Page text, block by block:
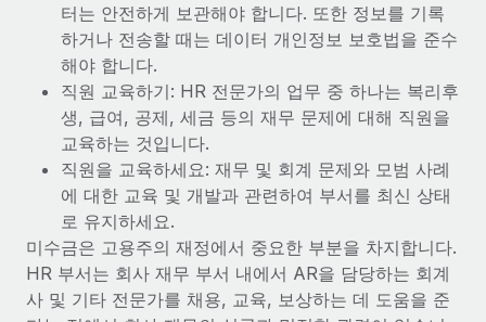
터는 안전하게 보관해야 합니다. 또한 정보를 기록
하거나 전송할 때는 데이터 개인정보 보호법을 준수
해야 합니다.
직원 교육하기: HR 전문가의 업무 중 하나는 복리후
생, 급여, 공제, 세금 등의 재무 문제에 대해 직원을
교육하는 것입니다.
직원을 교육하세요: 재무 및 회계 문제와 모범 사례
에 대한 교육 및 개발과 관련하여 부서를 최신 상태
로 유지하세요.
미수금은 고용주의 재정에서 중요한 부분을 차지합니다.
HR 부서는 회사 재무 부서 내에서 AR을 담당하는 회계
사 및 기타 전문가를 채용, 교육, 보상하는 데 도움을 준